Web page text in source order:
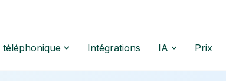
téléphonique Intégrations IA Prix